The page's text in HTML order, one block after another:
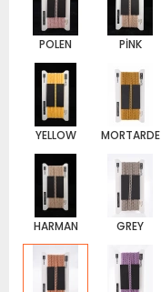
POLEN PİNK
YELLOW MORTARDE
HARMAN GREY